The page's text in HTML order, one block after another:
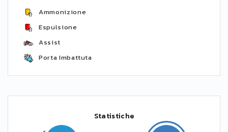
Ammonizione
Espulsione
Assist
Porta Imbattuta
Statistiche